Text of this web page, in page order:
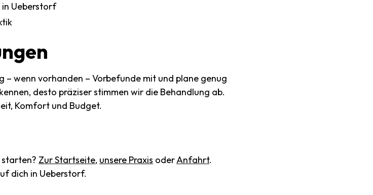
in Ueberstorf
– wenn vorhanden – Vorbefunde mit und plane genug
desto präziser stimmen wir die Behandlung ab.
Komfort und Budget.
Zur Startseite, unsere Praxis oderAnfahrt.
dich in Ueberstorf.